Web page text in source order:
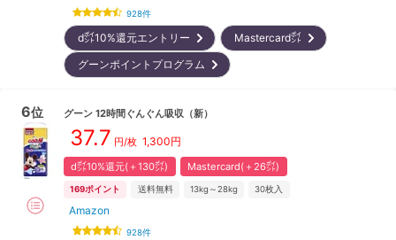
928件
d㌽10%還元エントリー
Mastercard㌽
グーンポイントプログラム
6位 グーン 12時間ぐんぐん吸収 （新）
37.7 円/枚 1,300円
d㌽10%還元(＋130㌽) Mastercard(＋26㌽)
169ポイント 送料無料 13kg～28kg 30枚入
Amazon
928件